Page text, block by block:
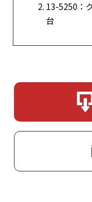
13-5250：
台